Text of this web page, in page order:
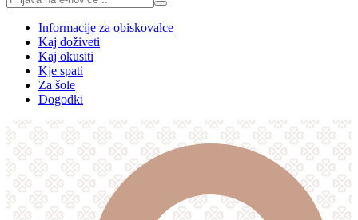
Informacije za obiskovalce
Kaj doživeti
Kaj okusiti
Kje spati
Za šole
Dogodki